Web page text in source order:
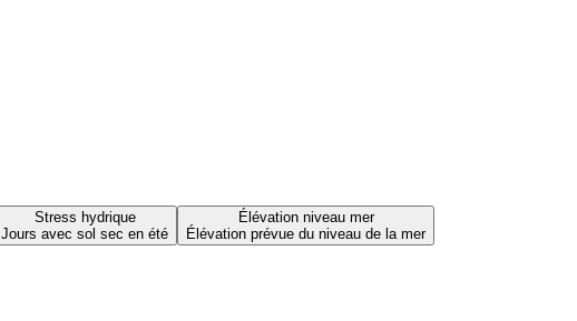
Stress hydrique
Jours avec sol sec en été
Élévation niveau mer
Élévation prévue du niveau de la mer